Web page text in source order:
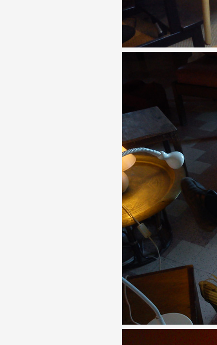
Visites d'ateliers
Production vidéo
Événements
1% œuvres
Réseau
De A à Z